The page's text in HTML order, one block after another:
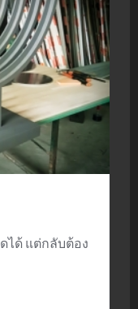
ได้ แต่กลับต้อง